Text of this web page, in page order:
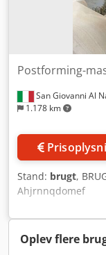
San Giovanni Al
1.178 km
Postforming-
Stand: brugt,
Ahjrnnqdomef
Oplev flere